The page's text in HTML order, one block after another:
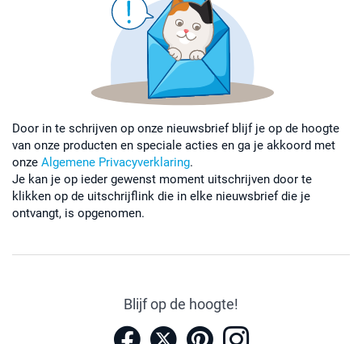
Door in te schrijven op onze nieuwsbrief blijf je op de hoogte
van onze producten en speciale acties en ga je akkoord met
onze Algemene Privacyverklaring.
Je kan je op ieder gewenst moment uitschrijven door te
klikken op de uitschrijflink die in elke nieuwsbrief die je
ontvangt, is opgenomen.
Blijf op de hoogte!